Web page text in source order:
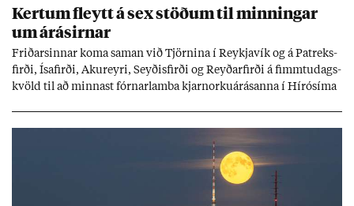
Kert­um fleytt á sex stöð­um til minn­ing­ar
um árás­irn­ar
Frið­arsinn­ar koma sam­an við Tjörn­ina í Reykja­vík og á Pat­reks­
firði, Ísa­firði, Ak­ur­eyri, Seyð­is­firði og Reyð­ar­firði á fimmtu­dags­
kvöld til að minn­ast fórn­ar­lamba kjarn­orku­árás­anna í Hírósíma